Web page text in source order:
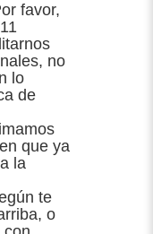
favor,
no
lo
de
que ya
la
te
o